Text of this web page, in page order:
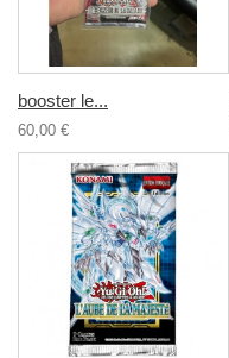
booster le...
60,00 €